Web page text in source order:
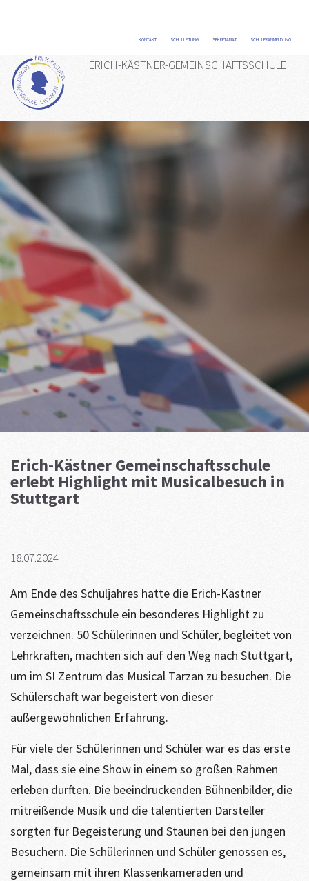
KONTAKT SCHULLEITUNG SEKRETARIAT SCHÜLERANMELDUNG
ERICH-KÄSTNER-GEMEINSCHAFTSSCHULE
Erich-Kästner Gemeinschaftsschule
erlebt Highlight mit Musicalbesuch in
Stuttgart
18.07.2024
Am Ende des Schuljahres hatte die Erich-Kästner
Gemeinschaftsschule ein besonderes Highlight zu
verzeichnen. 50 Schülerinnen und Schüler, begleitet von
Lehrkräften, machten sich auf den Weg nach Stuttgart,
um im SI Zentrum das Musical Tarzan zu besuchen. Die
Schülerschaft war begeistert von dieser
außergewöhnlichen Erfahrung.
Für viele der Schülerinnen und Schüler war es das erste
Mal, dass sie eine Show in einem so großen Rahmen
erleben durften. Die beeindruckenden Bühnenbilder, die
mitreißende Musik und die talentierten Darsteller
sorgten für Begeisterung und Staunen bei den jungen
Besuchern. Die Schülerinnen und Schüler genossen es,
gemeinsam mit ihren Klassenkameraden und